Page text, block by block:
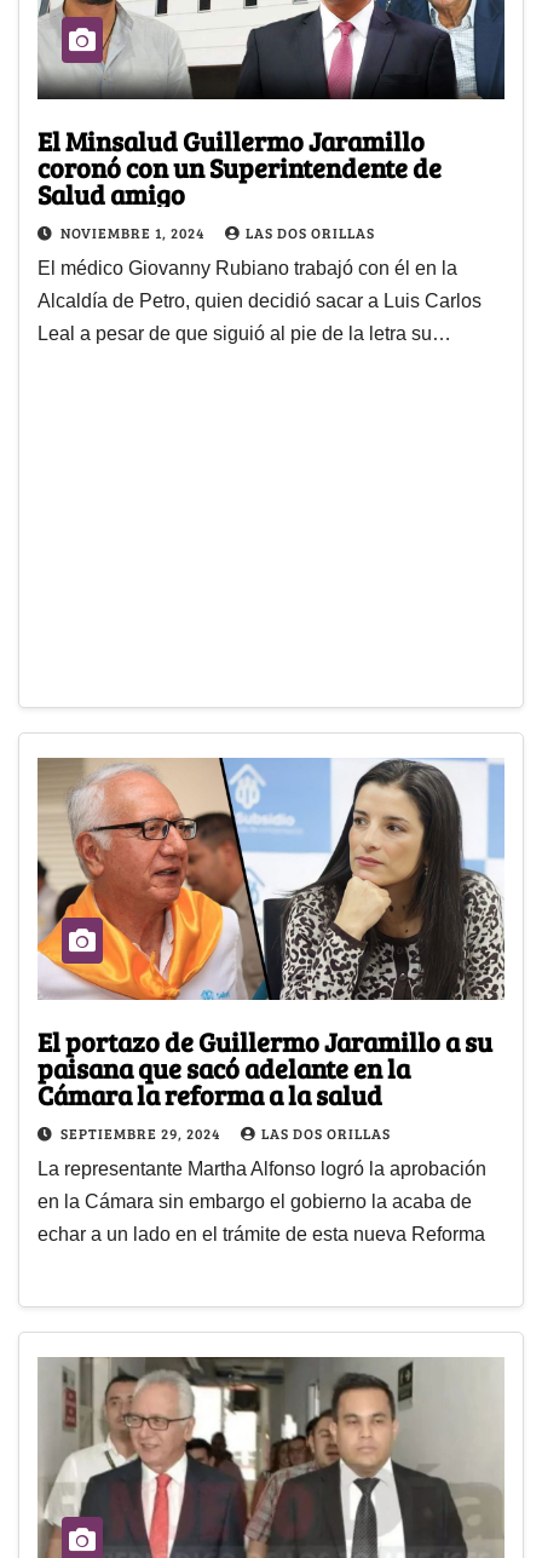
El Minsalud Guillermo Jaramillo
coronó con un Superintendente de
Salud amigo
NOVIEMBRE 1, 2024 LAS DOS ORILLAS
El médico Giovanny Rubiano trabajó con él en la
Alcaldía de Petro, quien decidió sacar a Luis Carlos
Leal a pesar de que siguió al pie de la letra su…
El portazo de Guillermo Jaramillo a su
paisana que sacó adelante en la
Cámara la reforma a la salud
SEPTIEMBRE 29, 2024 LAS DOS ORILLAS
La representante Martha Alfonso logró la aprobación
en la Cámara sin embargo el gobierno la acaba de
echar a un lado en el trámite de esta nueva Reforma